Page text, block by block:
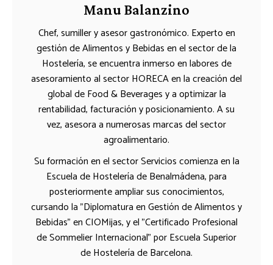
Manu Balanzino
Chef, sumiller y asesor gastronómico. Experto en
gestión de Alimentos y Bebidas en el sector de la
Hostelería, se encuentra inmerso en labores de
asesoramiento al sector HORECA en la creación del
global de Food & Beverages y a optimizar la
rentabilidad, facturación y posicionamiento. A su
vez, asesora a numerosas marcas del sector
agroalimentario.
Su formación en el sector Servicios comienza en la
Escuela de Hostelería de Benalmádena, para
posteriormente ampliar sus conocimientos,
cursando la "Diplomatura en Gestión de Alimentos y
Bebidas" en CIOMijas, y el "Certificado Profesional
de Sommelier Internacional" por Escuela Superior
de Hostelería de Barcelona.